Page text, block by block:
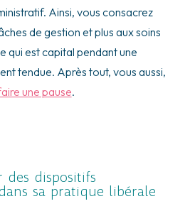
Ainsi, vous consacrez
de gestion et plus aux soins
qui est capital pendant une
tendue. Après tout, vous aussi,
une pause.
dispositifs
sa pratique libérale